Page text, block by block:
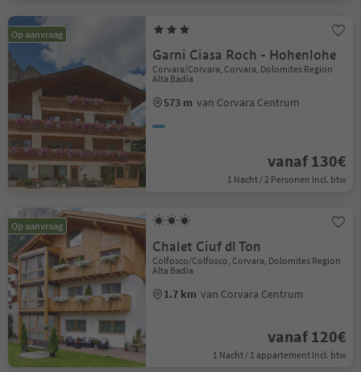
Op aanvraag
Garni Ciasa Roch - Hohenlohe
Corvara/Corvara, Corvara, Dolomites Region
Alta Badia
573 m van Corvara Centrum
vanaf 130€
1 Nacht / 2 Personen Incl. btw
Op aanvraag
Chalet Ciuf dl Ton
Colfosco/Colfosco, Corvara, Dolomites Region
Alta Badia
1.7 km van Corvara Centrum
vanaf 120€
1 Nacht / 1 appartement Incl. btw